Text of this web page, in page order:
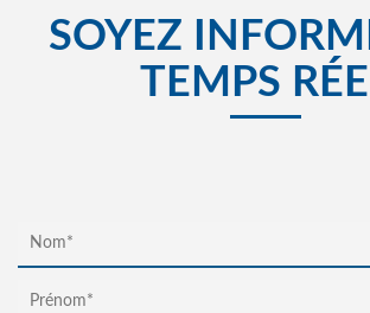
SOYEZ
TEMPS